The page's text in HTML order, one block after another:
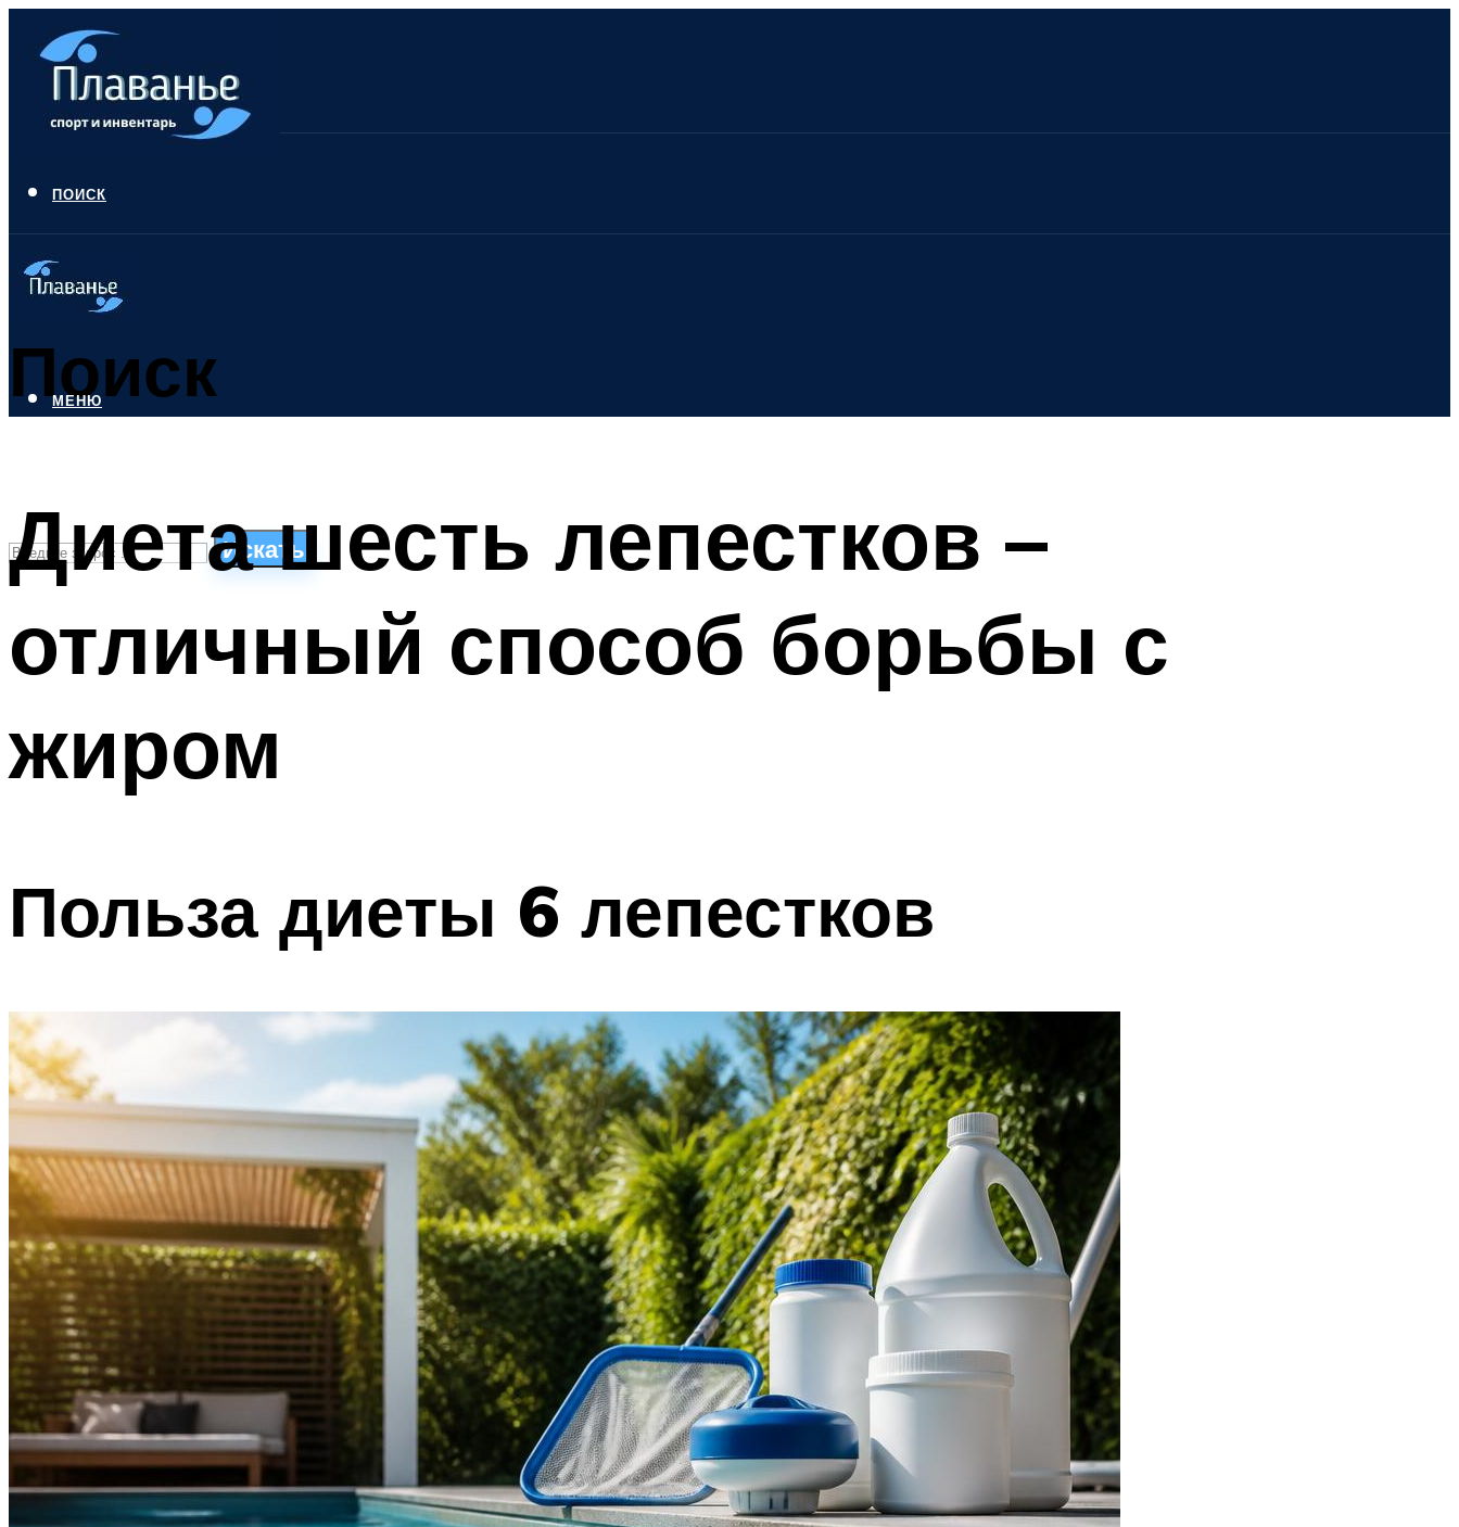
ПОИСК
Поиск
Искать
ПЛАВАНЬЕ ДЛЯ ДЕТЕЙ
ПЛАВАНЬЕ ДЛЯ ПОХУДЕНИЯ
ОЧИСТКА БАССЕЙНОВ
МЕНЮ
Диета шесть лепестков –
отличный способ борьбы с
жиром
Польза диеты 6 лепестков